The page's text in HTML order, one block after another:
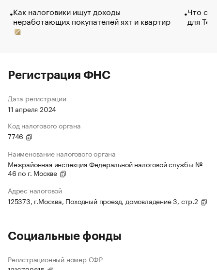
Как налоговики ищут доходы
неработающих покупателей яхт и квартир
Что
для
Регистрация ФНС
Дата регистрации
11 апреля 2024
Код налогового органа
7746
Наименование налогового органа
Межрайонная инспекция Федеральной налоговой службы №
46 по г. Москве
Адрес налоговой
125373, г.Москва, Походный проезд, домовладение 3, стр.2
Социальные фонды
Регистрационный номер СФР